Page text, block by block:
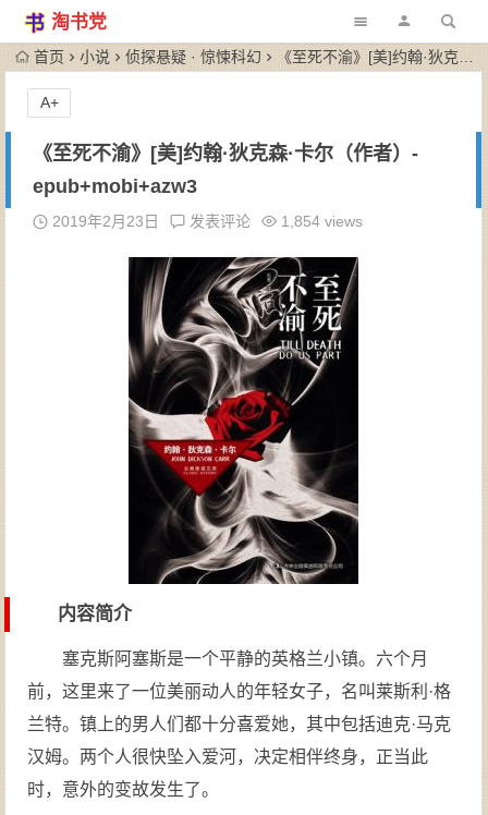
淘书党
首页 小说 侦探悬疑 · 惊悚科幻 《至死不渝》[美]约翰·狄克森·卡尔（作者）-epub+mobi+azw3
《至死不渝》[美]约翰·狄克森·卡尔（作者）-
epub+mobi+azw3
2019年2月23日 发表评论 1,854 views
内容简介
塞克斯阿塞斯是一个平静的英格兰小镇。六个月
前，这里来了一位美丽动人的年轻女子，名叫莱斯利·格
兰特。镇上的男人们都十分喜爱她，其中包括迪克·马克
汉姆。两个人很快坠入爱河，决定相伴终身，正当此
时，意外的变故发生了。
A+